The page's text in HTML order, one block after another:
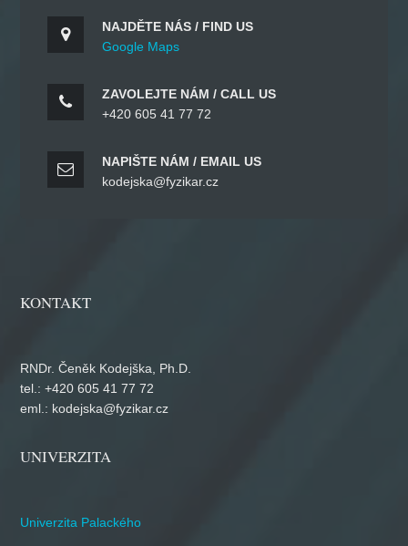
NAJDĚTE NÁS / FIND US
Google Maps
ZAVOLEJTE NÁM / CALL US
+420 605 41 77 72
NAPIŠTE NÁM / EMAIL US
kodejska@fyzikar.cz
KONTAKT
RNDr. Čeněk Kodejška, Ph.D.
tel.: +420 605 41 77 72
eml.: kodejska@fyzikar.cz
UNIVERZITA
Univerzita Palackého